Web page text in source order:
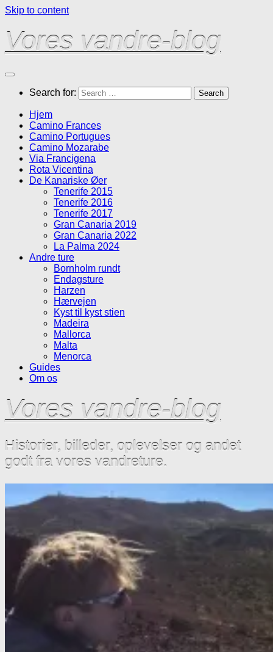
Skip to content
Vores vandre-blog
Search for:
Hjem
Camino Frances
Camino Portugues
Camino Mozarabe
Via Francigena
Rota Vicentina
De Kanariske Øer
Tenerife 2015
Tenerife 2016
Tenerife 2017
Gran Canaria 2019
Gran Canaria 2022
La Palma 2024
Andre ture
Bornholm rundt
Endagsture
Harzen
Hærvejen
Kyst til kyst stien
Madeira
Mallorca
Malta
Menorca
Guides
Om os
Vores vandre-blog
Historier, billeder, oplevelser og andet
godt fra vores vandreture.